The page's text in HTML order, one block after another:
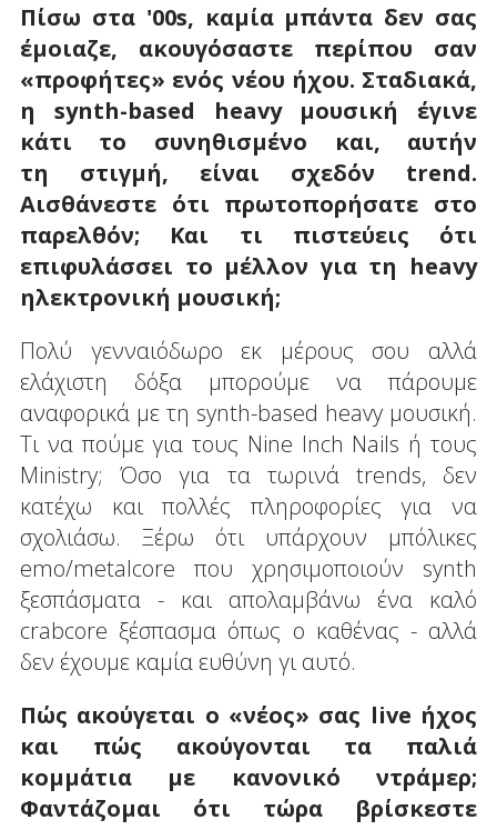
Πίσω στα '00s, καμία μπάντα δεν σας
έμοιαζε, ακουγόσαστε περίπου σαν
«προφήτες» ενός νέου ήχου. Σταδιακά,
η synth-based heavyμουσική έγινε
κάτι το συνηθισμένο και, αυτήν
τη στιγμή, είναι σχεδόν trend.
Αισθάνεστε ότι πρωτοπορήσατε στο
παρελθόν; Και τι πιστεύεις ότι
επιφυλάσσει το μέλλον για τη heavy
ηλεκτρονική μουσική;
Πολύ γενναιόδωρο εκ μέρους σου αλλά
ελάχιστη δόξα μπορούμε να πάρουμε
αναφορικά με τη synth-based heavy μουσική.
Τι να πούμε για τους Nine Inch Nails ή τους
Ministry; Όσο για τα τωρινά trends, δεν
κατέχω και πολλές πληροφορίες για να
σχολιάσω. Ξέρω ότι υπάρχουν μπόλικες
emo/metalcore που χρησιμοποιούν synth
ξεσπάσματα - και απολαμβάνω ένα καλό
crabcore ξέσπασμα όπως ο καθένας - αλλά
δεν έχουμε καμία ευθύνη γι αυτό.
Πώς ακούγεται ο «νέος» σας live ήχος
και πώς ακούγονται τα παλιά
κομμάτια με κανονικό ντράμερ;
Φαντάζομαι ότι τώρα βρίσκεστε